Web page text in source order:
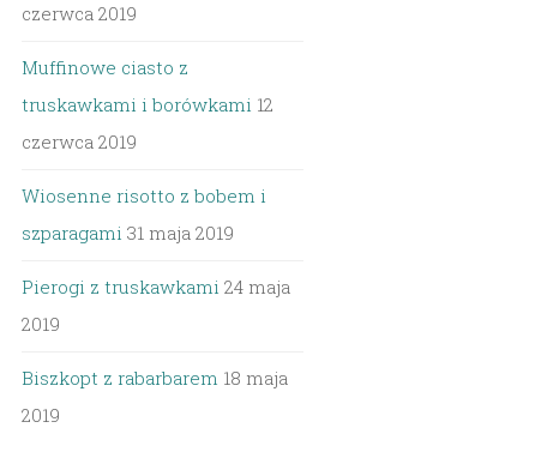
czerwca 2019
Muffinowe ciasto z
truskawkami i borówkami 12
czerwca 2019
Wiosenne risotto z bobem i
szparagami 31 maja 2019
Pierogi z truskawkami 24 maja
2019
Biszkopt z rabarbarem 18 maja
2019